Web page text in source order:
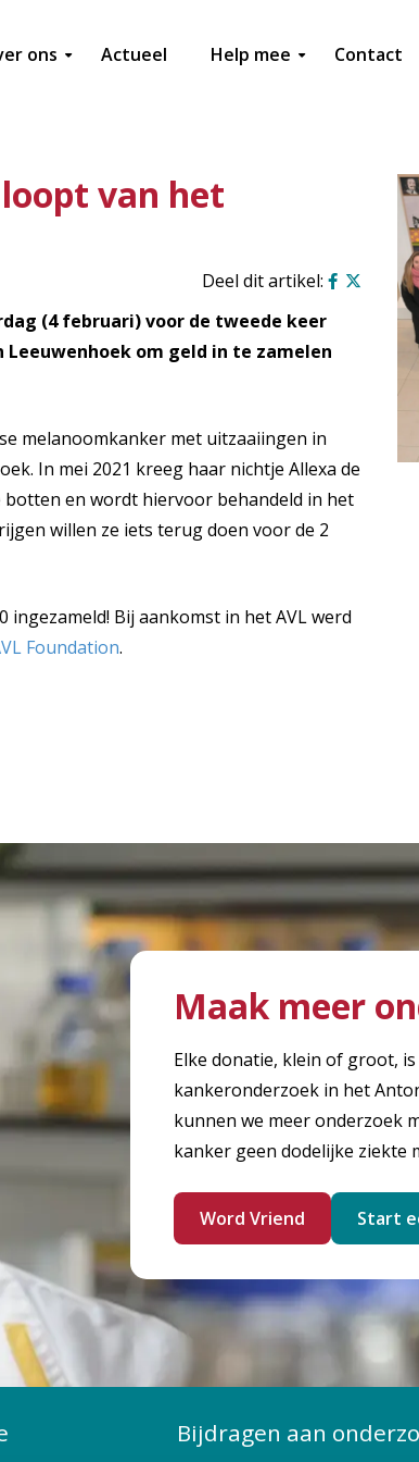
ons Actueel Help mee Contact
loopt van het
(4 februari) voor de tweede keer
om geld in te zamelen
melanoomkanker met uitzaaiingen in
In mei 2021 kreeg haar nichtje Allexa de
en wordt hiervoor behandeld in het
willen ze iets terug doen voor de 2
Bij aankomst in het AVL werd
Foundation.
Maak meer
Elke donatie, klein of groot,
kankeronderzoek in het
kunnen we meer onderzoek
kanker geen dodelijke ziekte
Word Vriend Start
Bijdragen aan